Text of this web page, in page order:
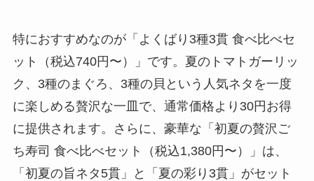
特におすすめなのが「よくばり3種3貫 食べ比べセ
ット（税込740円〜）」です。夏のトマトガーリッ
ク、3種のまぐろ、3種の貝という人気ネタを一度
に楽しめる贅沢な一皿で、通常価格より30円お得
に提供されます。さらに、豪華な「初夏の贅沢ご
ち寿司 食べ比べセット（税込1,380円〜）」は、
「初夏の旨ネタ5貫」と「夏の彩り3貫」がセット